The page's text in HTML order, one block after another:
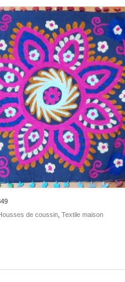
de coussin, Textile maison